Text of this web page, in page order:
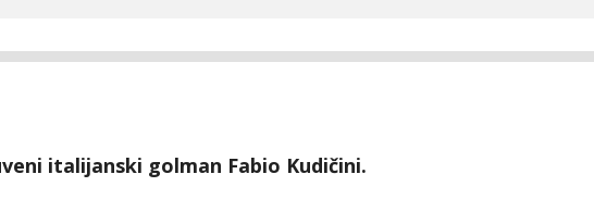
italijanski golman Fabio Kudičini.